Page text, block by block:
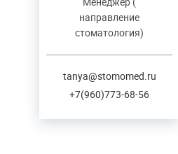
направление
стоматология)
tanya@stomomed.ru
+7(960)773-68-56